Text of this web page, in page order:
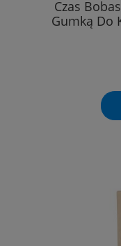
Czas
Gumką Do